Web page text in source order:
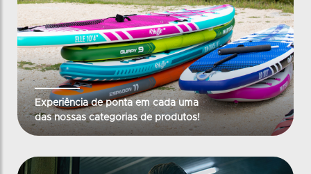
Experiência de ponta em cada uma
das nossas categorias de produtos!